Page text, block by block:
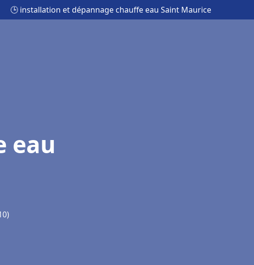
🕒 installation et dépannage chauffe eau Saint Maurice
eau